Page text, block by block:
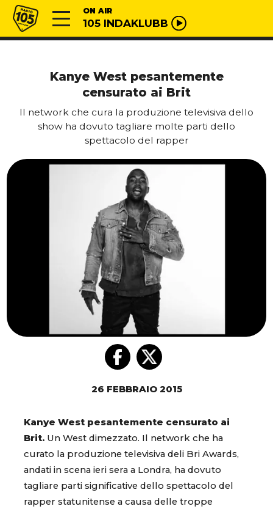
Vai al contenuto
Radio 105 ON AIR
105 INDAKLUBB
Kanye West pesantemente
censurato ai Brit
Il network che cura la produzione televisiva dello
show ha dovuto tagliare molte parti dello
spettacolo del rapper
26 FEBBRAIO 2015
Kanye West pesantemente censurato ai
Brit. Un West dimezzato. Il network che ha
curato la produzione televisiva deli Bri Awards,
andati in scena ieri sera a Londra, ha dovuto
tagliare parti significative dello spettacolo del
rapper statunitense a causa delle troppe